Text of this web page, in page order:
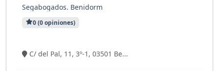
Segabogados. Benidorm
0 (0 opiniones)
C/ del Pal, 11, 3º-1, 03501 Be...